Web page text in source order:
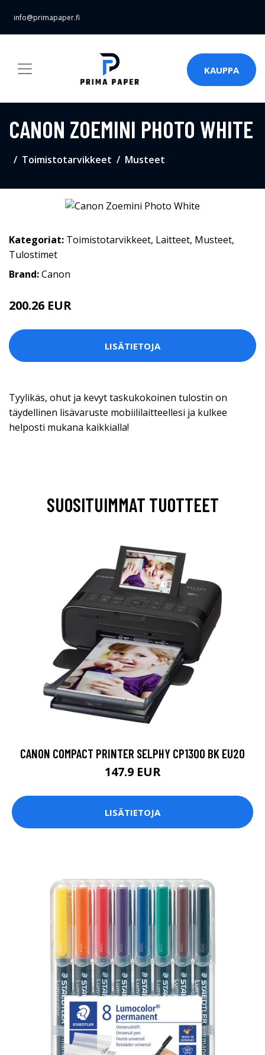
info@primapaper.fi
KAUPPA
CANON ZOEMINI PHOTO WHITE
Toimistotarvikkeet Musteet
Kategoriat: Toimistotarvikkeet, Laitteet, Musteet,
Tulostimet
Brand:Canon
200.26 EUR
LISÄTIETOJA
Tyylikäs, ohut ja kevyt taskukokoinen tulostin on
täydellinen lisävaruste mobiililaitteellesi ja kulkee
helposti mukana kaikkialla!
SUOSITUIMMAT TUOTTEET
CANON COMPACT PRINTER SELPHY CP1300 BK EU20
147.9 EUR
LISÄTIETOJA